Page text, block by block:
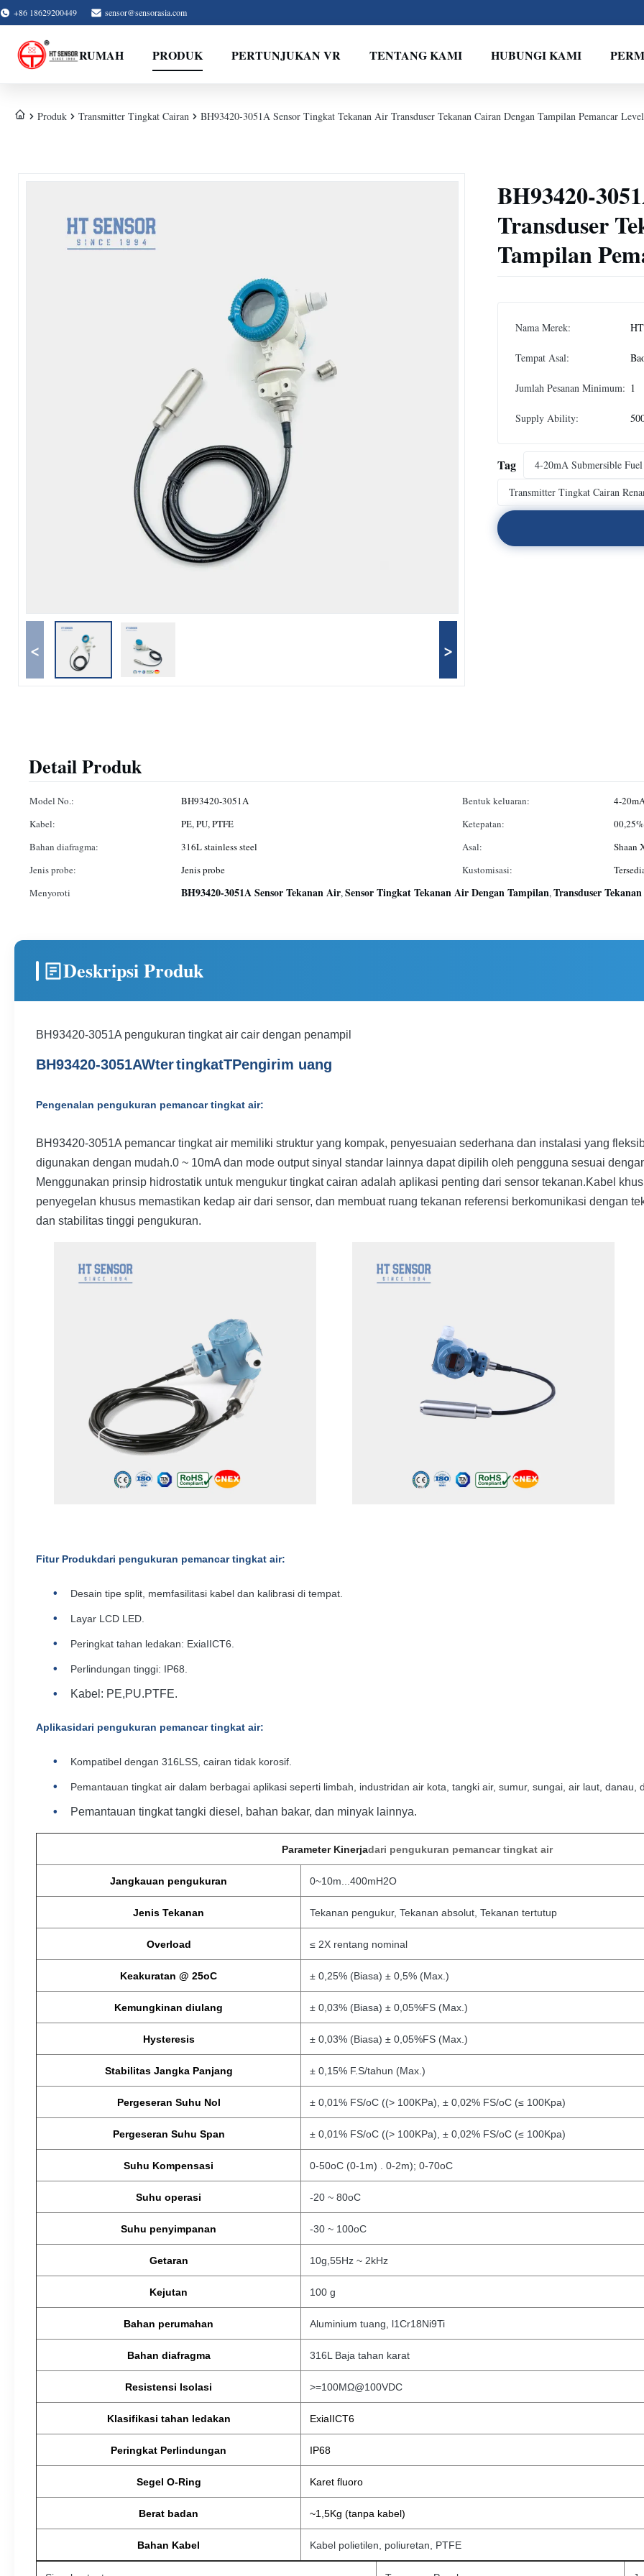
+86 18629200449 sensor@sensorasia.com
RUMAH PRODUK PERTUNJUKAN VR TENTANG KAMI HUBUNGI KAMI
Produk Transmitter Tingkat Cairan BH93420-3051A Sensor Tingkat Tekanan Air Transduser Tekanan Cairan Dengan Tampilan Pemancar
< >
BH93420-
Transduser
Tampilan
Nama Merek:
Tempat Asal:
Jumlah Pesanan Minimum: 1
Supply Ability:
Tag
4-20mA Submersible
Transmitter Tingkat Cairan
Detail Produk
Model No.: BH93420-3051A Bentuk keluaran:
4-
Kabel:
PE, PU, ​​PTFE Ketepatan:
Bahan diafragma:
316L stainless steel Asal:
Shaan
Jenis probe:
Jenis probe Kustomisasi:
Menyoroti
BH93420-3051A Sensor Tekanan Air,Sensor Tingkat Tekanan Air Dengan Tampilan,Transduser
Deskripsi Produk
BH93420-3051A pengukuran tingkat air cair dengan penampil
BH93420-3051AWtertingkatTPengirim uang
Pengenalan pengukuran pemancar tingkat air:
BH93420-3051A pemancar tingkat air memiliki struktur yang kompak, penyesuaian sederhana dan instalasi yang
digunakan dengan mudah.0 ~ 10mA dan mode output sinyal standar lainnya dapat dipilih oleh pengguna sesuai
Menggunakan prinsip hidrostatik untuk mengukur tingkat cairan adalah aplikasi penting dari sensor tekanan.Kabel
penyegelan khusus memastikan kedap air dari sensor, dan membuat ruang tekanan referensi berkomunikasi dengan
dan stabilitas tinggi pengukuran.
Fitur Produkdari pengukuran pemancar tingkat air:
Desain tipe split, memfasilitasi kabel dan kalibrasi di tempat.
Layar LCD LED.
Peringkat tahan ledakan: ExiaIICT6.
Perlindungan tinggi: IP68.
Kabel: PE,PU.PTFE.
Aplikasidari pengukuran pemancar tingkat air:
Kompatibel dengan 316LSS, cairan tidak korosif.
Pemantauan tingkat air dalam berbagai aplikasi seperti limbah, industridan air kota, tangki air, sumur, sungai, air laut, danau,
Pemantauan tingkat tangki diesel, bahan bakar, dan minyak lainnya.
Parameter Kinerjadari pengukuran pemancar tingkat air
Jangkauan pengukuran 0~10m...400mH2O
Jenis Tekanan Tekanan pengukur, Tekanan absolut, Tekanan tertutup
Overload ≤ 2X rentang nominal
Keakuratan @ 25oC ± 0,25% (Biasa) ± 0,5% (Max.)
Kemungkinan diulang ± 0,03% (Biasa) ± 0,05%FS (Max.)
Hysteresis ± 0,03% (Biasa) ± 0,05%FS (Max.)
Stabilitas Jangka Panjang ± 0,15% F.S/tahun (Max.)
Pergeseran Suhu Nol ± 0,01% FS/oC ((> 100KPa), ± 0,02% FS/oC (≤ 100Kpa)
Pergeseran Suhu Span ± 0,01% FS/oC ((> 100KPa), ± 0,02% FS/oC (≤ 100Kpa)
Suhu Kompensasi 0-50oC (0-1m) . 0-2m); 0-70oC
Suhu operasi -20 ~ 80oC
Suhu penyimpanan -30 ~ 100oC
Getaran 10g,55Hz ~ 2kHz
Kejutan 100 g
Bahan perumahan Aluminium tuang, l1Cr18Ni9Ti
Bahan diafragma 316L Baja tahan karat
Resistensi Isolasi >=100MΩ@100VDC
Klasifikasi tahan ledakan ExiaIICT6
Peringkat Perlindungan IP68
Segel O-Ring Karet fluoro
Berat badan ~1,5Kg (tanpa kabel)
Bahan Kabel Kabel polietilen, poliuretan, PTFE